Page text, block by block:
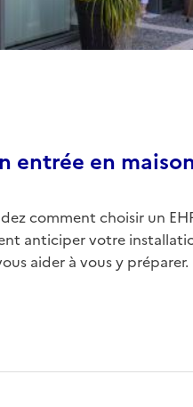
entrée en
comment choisir un
anticiper votre
aider à vous y préparer.